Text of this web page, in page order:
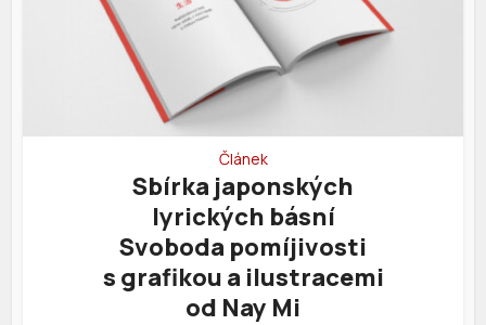
Článek
Sbírka japonských
lyrických básní
Svoboda pomíjivosti
s grafikou a ilustracemi
od Nay Mi